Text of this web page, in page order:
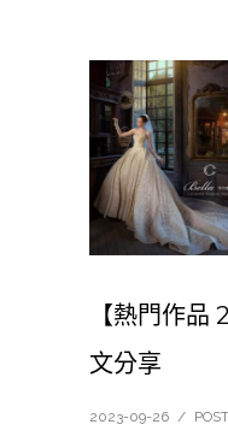
【熱門作
文分享
2023-09-26 /